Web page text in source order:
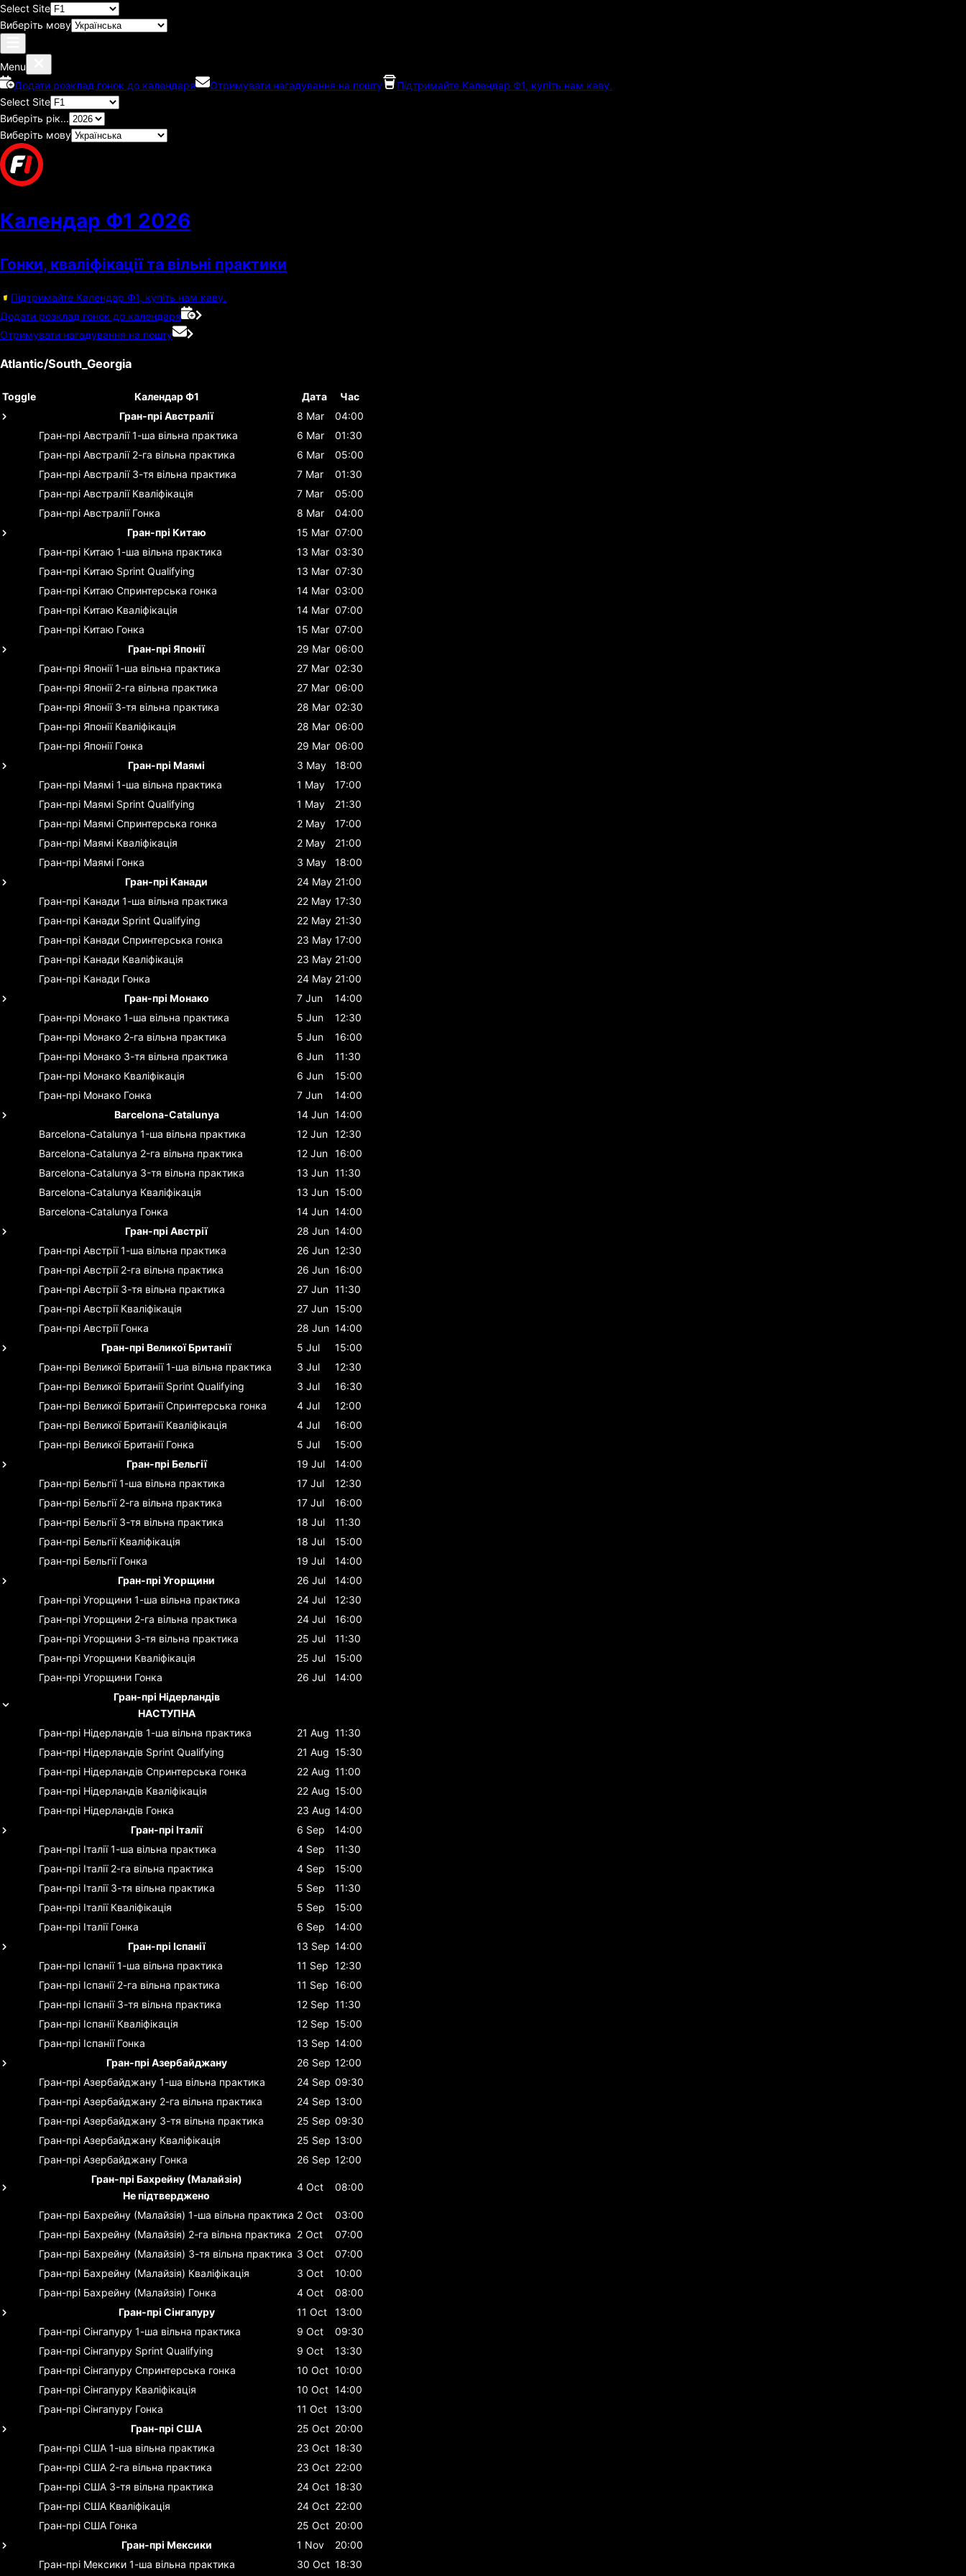
Select Site
Виберіть мову
Menu
Додати розклад гонок до календаря
Отримувати нагадування на пошту
Підтримайте Календар Ф1, купіть нам каву.
Select Site
Виберіть рік...
Виберіть мову
Календар Ф1 2026
Гонки, кваліфікації та вільні практики
Підтримайте Календар Ф1, купіть нам каву.
Додати розклад гонок до календаря
Отримувати нагадування на пошту
Atlantic/South_Georgia
Toggle Календар Ф1 Дата
Час
Гран-прі Австралії
8 Mar
04:00
Гран-прі Австралії 1-ша вільна практика 6 Mar
01:30
Гран-прі Австралії 2-га вільна практика 6 Mar
05:00
Гран-прі Австралії 3-тя вільна практика 7 Mar
01:30
Гран-прі Австралії Кваліфікація 7 Mar
05:00
Гран-прі Австралії Гонка 8 Mar
04:00
Гран-прі Китаю
15 Mar 07:00
Гран-прі Китаю 1-ша вільна практика 13 Mar 03:30
Гран-прі Китаю Sprint Qualifying 13 Mar 07:30
Гран-прі Китаю Спринтерська гонка 14 Mar 03:00
Гран-прі Китаю Кваліфікація 14 Mar 07:00
Гран-прі Китаю Гонка 15 Mar 07:00
Гран-прі Японії
29 Mar 06:00
Гран-прі Японії 1-ша вільна практика 27 Mar 02:30
Гран-прі Японії 2-га вільна практика 27 Mar 06:00
Гран-прі Японії 3-тя вільна практика 28 Mar 02:30
Гран-прі Японії Кваліфікація 28 Mar 06:00
Гран-прі Японії Гонка 29 Mar 06:00
Гран-прі Маямі
3 May
18:00
Гран-прі Маямі 1-ша вільна практика 1 May
17:00
Гран-прі Маямі Sprint Qualifying 1 May
21:30
Гран-прі Маямі Спринтерська гонка 2 May
17:00
Гран-прі Маямі Кваліфікація 2 May
21:00
Гран-прі Маямі Гонка 3 May
18:00
Гран-прі Канади
24 May 21:00
Гран-прі Канади 1-ша вільна практика 22 May 17:30
Гран-прі Канади Sprint Qualifying 22 May 21:30
Гран-прі Канади Спринтерська гонка 23 May 17:00
Гран-прі Канади Кваліфікація 23 May 21:00
Гран-прі Канади Гонка 24 May 21:00
Гран-прі Монако
7 Jun
14:00
Гран-прі Монако 1-ша вільна практика 5 Jun
12:30
Гран-прі Монако 2-га вільна практика 5 Jun
16:00
Гран-прі Монако 3-тя вільна практика 6 Jun
11:30
Гран-прі Монако Кваліфікація 6 Jun
15:00
Гран-прі Монако Гонка 7 Jun
14:00
Barcelona-Catalunya
14 Jun 14:00
Barcelona-Catalunya 1-ша вільна практика 12 Jun 12:30
Barcelona-Catalunya 2-га вільна практика 12 Jun 16:00
Barcelona-Catalunya 3-тя вільна практика 13 Jun 11:30
Barcelona-Catalunya Кваліфікація 13 Jun 15:00
Barcelona-Catalunya Гонка 14 Jun 14:00
Гран-прі Австрії
28 Jun 14:00
Гран-прі Австрії 1-ша вільна практика 26 Jun 12:30
Гран-прі Австрії 2-га вільна практика 26 Jun 16:00
Гран-прі Австрії 3-тя вільна практика 27 Jun 11:30
Гран-прі Австрії Кваліфікація 27 Jun 15:00
Гран-прі Австрії Гонка 28 Jun 14:00
Гран-прі Великої Британії
5 Jul
15:00
Гран-прі Великої Британії 1-ша вільна практика 3 Jul
12:30
Гран-прі Великої Британії Sprint Qualifying 3 Jul
16:30
Гран-прі Великої Британії Спринтерська гонка 4 Jul
12:00
Гран-прі Великої Британії Кваліфікація 4 Jul
16:00
Гран-прі Великої Британії Гонка 5 Jul
15:00
Гран-прі Бельгії
19 Jul
14:00
Гран-прі Бельгії 1-ша вільна практика 17 Jul
12:30
Гран-прі Бельгії 2-га вільна практика 17 Jul
16:00
Гран-прі Бельгії 3-тя вільна практика 18 Jul
11:30
Гран-прі Бельгії Кваліфікація 18 Jul
15:00
Гран-прі Бельгії Гонка 19 Jul
14:00
Гран-прі Угорщини
26 Jul
14:00
Гран-прі Угорщини 1-ша вільна практика 24 Jul
12:30
Гран-прі Угорщини 2-га вільна практика 24 Jul
16:00
Гран-прі Угорщини 3-тя вільна практика 25 Jul
11:30
Гран-прі Угорщини Кваліфікація 25 Jul
15:00
Гран-прі Угорщини Гонка 26 Jul
14:00
Гран-прі Нідерландів
НАСТУПНА
Гран-прі Нідерландів 1-ша вільна практика 21 Aug 11:30
Гран-прі Нідерландів Sprint Qualifying 21 Aug 15:30
Гран-прі Нідерландів Спринтерська гонка 22 Aug 11:00
Гран-прі Нідерландів Кваліфікація 22 Aug 15:00
Гран-прі Нідерландів Гонка 23 Aug 14:00
Гран-прі Італії
6 Sep
14:00
Гран-прі Італії 1-ша вільна практика 4 Sep
11:30
Гран-прі Італії 2-га вільна практика 4 Sep
15:00
Гран-прі Італії 3-тя вільна практика 5 Sep
11:30
Гран-прі Італії Кваліфікація 5 Sep
15:00
Гран-прі Італії Гонка 6 Sep
14:00
Гран-прі Іспанії
13 Sep 14:00
Гран-прі Іспанії 1-ша вільна практика 11 Sep 12:30
Гран-прі Іспанії 2-га вільна практика 11 Sep 16:00
Гран-прі Іспанії 3-тя вільна практика 12 Sep 11:30
Гран-прі Іспанії Кваліфікація 12 Sep 15:00
Гран-прі Іспанії Гонка 13 Sep 14:00
Гран-прі Азербайджану
26 Sep 12:00
Гран-прі Азербайджану 1-ша вільна практика 24 Sep 09:30
Гран-прі Азербайджану 2-га вільна практика 24 Sep 13:00
Гран-прі Азербайджану 3-тя вільна практика 25 Sep 09:30
Гран-прі Азербайджану Кваліфікація 25 Sep 13:00
Гран-прі Азербайджану Гонка 26 Sep 12:00
Гран-прі Бахрейну (Малайзія)
Не підтверджено
4 Oct 08:00
Гран-прі Бахрейну (Малайзія) 1-ша вільна практика 2 Oct
03:00
Гран-прі Бахрейну (Малайзія) 2-га вільна практика 2 Oct
07:00
Гран-прі Бахрейну (Малайзія) 3-тя вільна практика 3 Oct
07:00
Гран-прі Бахрейну (Малайзія) Кваліфікація 3 Oct
10:00
Гран-прі Бахрейну (Малайзія) Гонка 4 Oct
08:00
Гран-прі Сінгапуру
11 Oct
13:00
Гран-прі Сінгапуру 1-ша вільна практика 9 Oct
09:30
Гран-прі Сінгапуру Sprint Qualifying 9 Oct
13:30
Гран-прі Сінгапуру Спринтерська гонка 10 Oct 10:00
Гран-прі Сінгапуру Кваліфікація 10 Oct 14:00
Гран-прі Сінгапуру Гонка 11 Oct
13:00
Гран-прі США
25 Oct 20:00
Гран-прі США 1-ша вільна практика 23 Oct 18:30
Гран-прі США 2-га вільна практика 23 Oct 22:00
Гран-прі США 3-тя вільна практика 24 Oct 18:30
Гран-прі США Кваліфікація 24 Oct 22:00
Гран-прі США Гонка 25 Oct 20:00
Гран-прі Мексики
1 Nov
20:00
Гран-прі Мексики 1-ша вільна практика 30 Oct 18:30